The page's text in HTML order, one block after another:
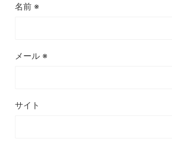
名前 ※
メール ※
サイト